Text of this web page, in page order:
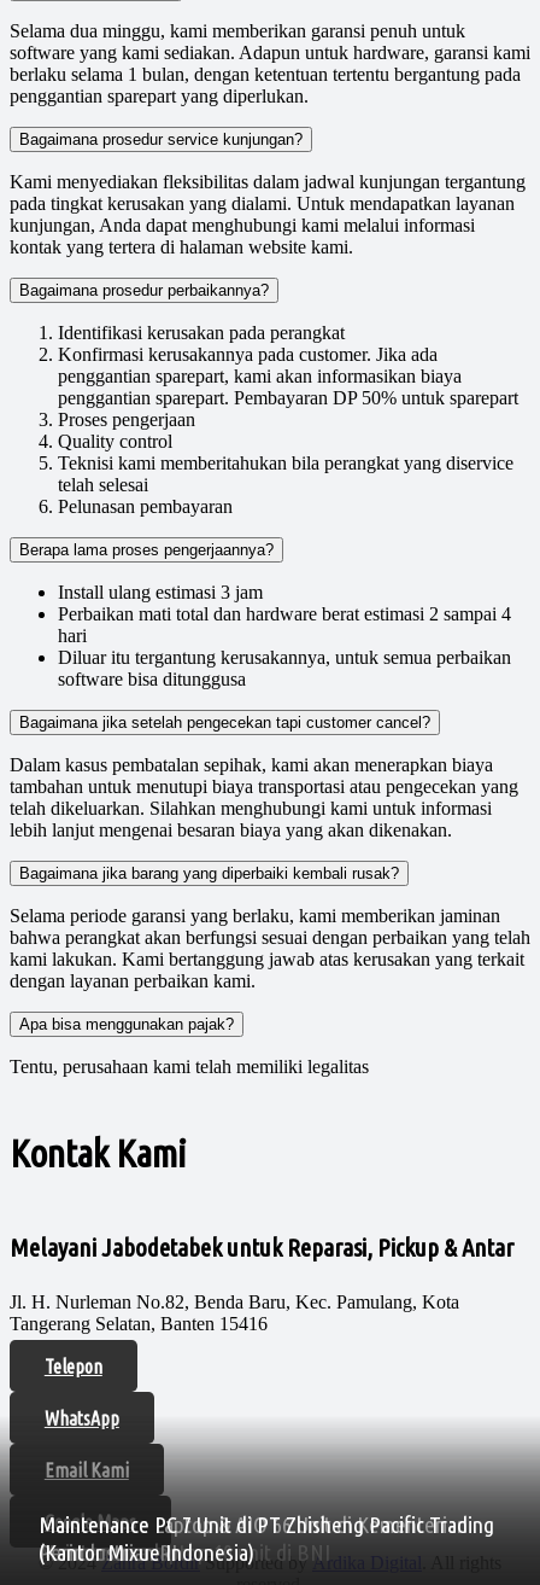
Maintenance laptop 10 unit di BNI
Maintenance Laptop & AIO 66 Unit di Kementerian
Perindustrian RI
Maintenance PC 7 Unit di PT Zhisheng Pacific Trading
(Kantor Mixue Indonesia)
Selama dua minggu, kami memberikan garansi penuh untuk
software yang kami sediakan. Adapun untuk hardware, garansi kami
berlaku selama 1 bulan, dengan ketentuan tertentu bergantung pada
penggantian sparepart yang diperlukan.
Bagaimana prosedur service kunjungan?
Kami menyediakan fleksibilitas dalam jadwal kunjungan tergantung
pada tingkat kerusakan yang dialami. Untuk mendapatkan layanan
kunjungan, Anda dapat menghubungi kami melalui informasi
kontak yang tertera di halaman website kami.
Bagaimana prosedur perbaikannya?
Identifikasi kerusakan pada perangkat
Konfirmasi kerusakannya pada customer. Jika ada
penggantian sparepart, kami akan informasikan biaya
penggantian sparepart. Pembayaran DP 50% untuk sparepart
Proses pengerjaan
Quality control
Teknisi kami memberitahukan bila perangkat yang diservice
telah selesai
Pelunasan pembayaran
Berapa lama proses pengerjaannya?
Install ulang estimasi 3 jam
Perbaikan mati total dan hardware berat estimasi 2 sampai 4
hari
Diluar itu tergantung kerusakannya, untuk semua perbaikan
software bisa ditunggusa
Bagaimana jika setelah pengecekan tapi customer cancel?
Dalam kasus pembatalan sepihak, kami akan menerapkan biaya
tambahan untuk menutupi biaya transportasi atau pengecekan yang
telah dikeluarkan. Silahkan menghubungi kami untuk informasi
lebih lanjut mengenai besaran biaya yang akan dikenakan.
Bagaimana jika barang yang diperbaiki kembali rusak?
Selama periode garansi yang berlaku, kami memberikan jaminan
bahwa perangkat akan berfungsi sesuai dengan perbaikan yang telah
kami lakukan. Kami bertanggung jawab atas kerusakan yang terkait
dengan layanan perbaikan kami.
Apa bisa menggunakan pajak?
Tentu, perusahaan kami telah memiliki legalitas
Kontak Kami
Melayani Jabodetabek untuk Reparasi, Pickup & Antar
Jl. H. Nurleman No.82, Benda Baru, Kec. Pamulang, Kota
Tangerang Selatan, Banten 15416
Telepon
WhatsApp
Email Kami
Google Maps
© 2024Zahra BordirSupported by Ardika Digital